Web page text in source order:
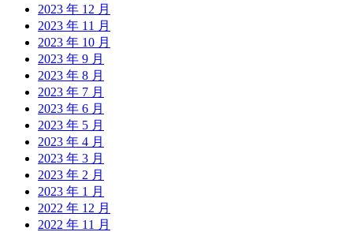
2023 年 12 月
2023 年 11 月
2023 年 10 月
2023 年 9 月
2023 年 8 月
2023 年 7 月
2023 年 6 月
2023 年 5 月
2023 年 4 月
2023 年 3 月
2023 年 2 月
2023 年 1 月
2022 年 12 月
2022 年 11 月